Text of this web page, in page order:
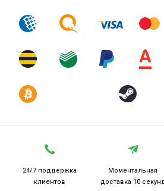
игровых механик, ребаланс предметов
зомби и в механике в целом, игра
месяцев! Заинтересован? Хочешь
выживальщика и попробовать
забытом мире? Тогда
покупай H1Z1:
и получай удовольствия от хорошей
24/7 поддержка
клиентов
Моментальная
доставка 10 секунд